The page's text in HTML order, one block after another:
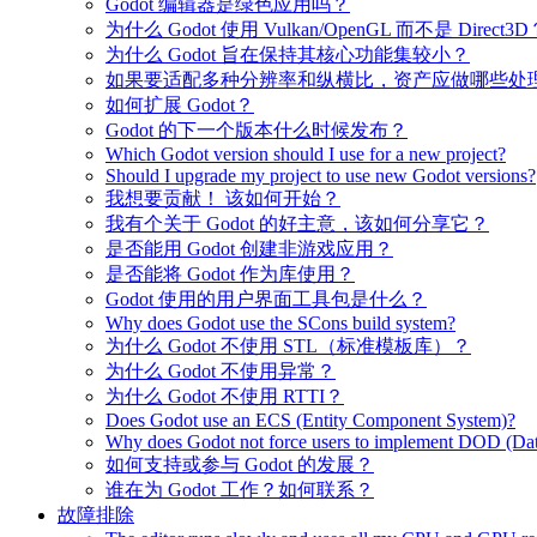
Godot 编辑器是绿色应用吗？
为什么 Godot 使用 Vulkan/OpenGL 而不是 Direct3D
为什么 Godot 旨在保持其核心功能集较小？
如果要适配多种分辨率和纵横比，资产应做哪些处
如何扩展 Godot？
Godot 的下一个版本什么时候发布？
Which Godot version should I use for a new project?
Should I upgrade my project to use new Godot versions?
我想要贡献！ 该如何开始？
我有个关于 Godot 的好主意，该如何分享它？
是否能用 Godot 创建非游戏应用？
是否能将 Godot 作为库使用？
Godot 使用的用户界面工具包是什么？
Why does Godot use the SCons build system?
为什么 Godot 不使用 STL（标准模板库）？
为什么 Godot 不使用异常？
为什么 Godot 不使用 RTTI？
Does Godot use an ECS (Entity Component System)?
Why does Godot not force users to implement DOD
如何支持或参与 Godot 的发展？
谁在为 Godot 工作？如何联系？
故障排除